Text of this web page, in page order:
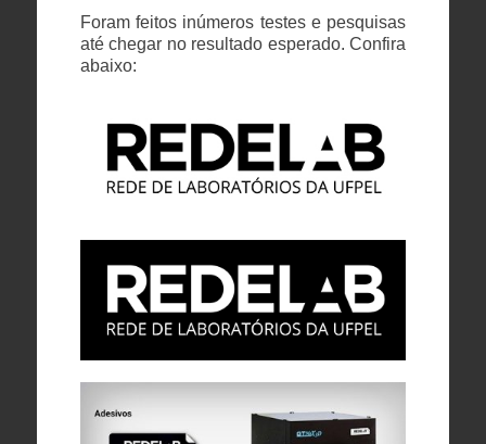
Foram feitos inúmeros testes e pesquisas
até chegar no resultado esperado.Confira
abaixo: